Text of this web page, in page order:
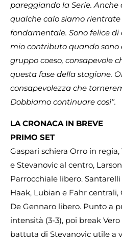
pareggiando la Serie.
qualche calo siamo rientrate
fondamentale. Sono felice
mio contributo quando sono
gruppo coeso, consapevole
questa fase della stagione.
consapevolezza che
Dobbiamo continuare così”.
LA CRONACA IN BREVE
PRIMO SET
Gaspari schiera Orro in
e Stevanovic al centro,
Parrocchiale libero.
Haak, Lubian e Fahr
De Gennaro libero. Punto a
intensità (3-3), poi break
battuta di Stevanovic utile a